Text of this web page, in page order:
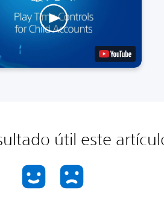
útil este